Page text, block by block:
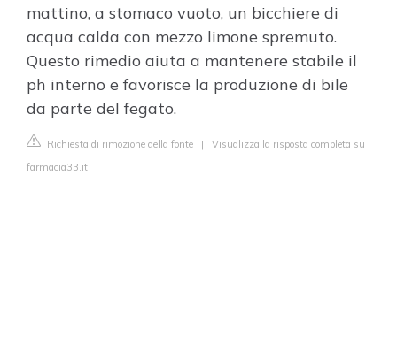
mattino, a stomaco vuoto, un bicchiere di
acqua calda con mezzo limone spremuto.
Questo rimedio aiuta a mantenere stabile il
ph interno e favorisce la produzione di bile
da parte del fegato.
Richiesta di rimozione della fonte | Visualizza la risposta completa su
farmacia33.it